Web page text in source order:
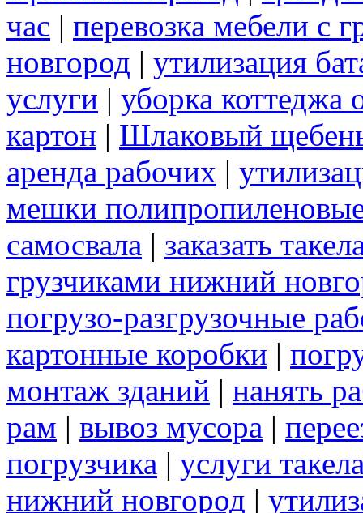
час | перевозка мебели с
новгород | утилизация
услуги | уборка коттеджа
картон | Шлаковый
аренда рабочих |
мешки
самосвала | заказать
грузчиками нижний
погрузо-разгрузочные
картонные коробки |
монтаж зданий | нанять
рам | вывоз мусора |
погрузчика | услуги
нижний новгород |